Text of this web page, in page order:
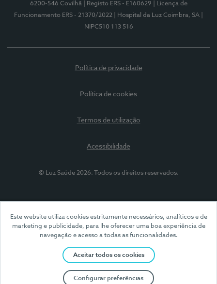
Este website utiliza cookies estritamente necessários, analíticos e de
marketing e publicidade, para lhe oferecer uma boa experiência de
navegação e acesso a todas as funcionalidades.
Aceitar todos os cookies
Configurar preferências
6200-546 Covilhã
| Registo ERS - E160629
| Licença de
Funcionamento ERS - 21370/2022
| Hospital da Luz Coimbra, SA
NIPC510 113 516
Política de privacidade
Política de cookies
Termos de utilização
Acessibilidade
© Luz Saúde 2026. Todos os direitos reservados.